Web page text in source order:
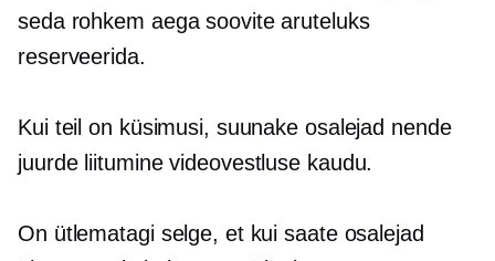
seda rohkem aega soovite aruteluks
reserveerida.
Kui teil on küsimusi, suunake osalejad nende
juurde liituminevideovestluse kaudu.
On ütlematagi selge, et kui saate osalejad